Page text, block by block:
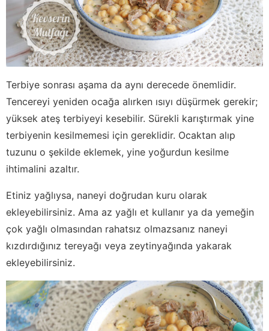
Terbiye sonrası aşama da aynı derecede önemlidir.
Tencereyi yeniden ocağa alırken ısıyı düşürmek gerekir;
yüksek ateş terbiyeyi kesebilir. Sürekli karıştırmak yine
terbiyenin kesilmemesi için gereklidir. Ocaktan alıp
tuzunu o şekilde eklemek, yine yoğurdun kesilme
ihtimalini azaltır.
Etiniz yağlıysa, naneyi doğrudan kuru olarak
ekleyebilirsiniz. Ama az yağlı et kullanır ya da yemeğin
çok yağlı olmasından rahatsız olmazsanız naneyi
kızdırdığınız tereyağı veya zeytinyağında yakarak
ekleyebilirsiniz.